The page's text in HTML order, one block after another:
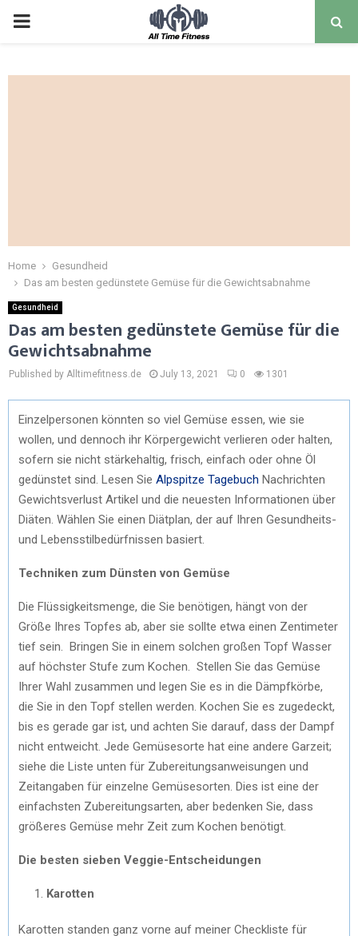
Home
Gesundheid
Das am besten gedünstete Gemüse für die Gewichtsabnahme
Gesundheid
Das am besten gedünstete Gemüse für die
Gewichtsabnahme
Published by Alltimefitness.de July 13, 2021 0 1301
Einzelpersonen könnten so viel Gemüse essen, wie sie
wollen, und dennoch ihr Körpergewicht verlieren oder halten,
sofern sie nicht stärkehaltig, frisch, einfach oder ohne Öl
gedünstet sind. Lesen Sie Alpspitze Tagebuch Nachrichten
Gewichtsverlust Artikel und die neuesten Informationen über
Diäten. Wählen Sie einen Diätplan, der auf Ihren Gesundheits-
und Lebensstilbedürfnissen basiert.
Techniken zum Dünsten von Gemüse
Die Flüssigkeitsmenge, die Sie benötigen, hängt von der
Größe Ihres Topfes ab, aber sie sollte etwa einen Zentimeter
tief sein. Bringen Sie in einem solchen großen Topf Wasser
auf höchster Stufe zum Kochen. Stellen Sie das Gemüse
Ihrer Wahl zusammen und legen Sie es in die Dämpfkörbe,
die Sie in den Topf stellen werden. Kochen Sie es zugedeckt,
bis es gerade gar ist, und achten Sie darauf, dass der Dampf
nicht entweicht. Jede Gemüsesorte hat eine andere Garzeit;
siehe die Liste unten für Zubereitungsanweisungen und
Zeitangaben für einzelne Gemüsesorten. Dies ist eine der
einfachsten Zubereitungsarten, aber bedenken Sie, dass
größeres Gemüse mehr Zeit zum Kochen benötigt.
Die besten sieben Veggie-Entscheidungen
Karotten
Karotten standen ganz vorne auf meiner Checkliste für